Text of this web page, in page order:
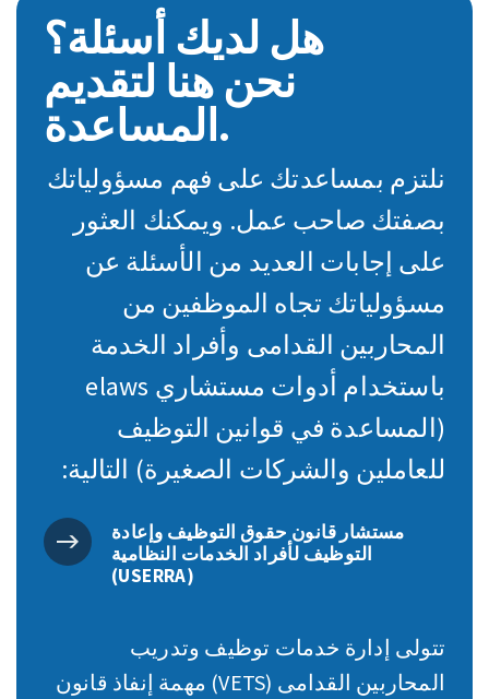
هل لديك أسئلة؟
نحن هنا لتقديم
المساعدة.
نلتزم بمساعدتك على فهم مسؤولياتك
بصفتك صاحب عمل. ويمكنك العثور
على إجابات العديد من الأسئلة عن
مسؤولياتك تجاه الموظفين من
المحاربين القدامى وأفراد الخدمة
باستخدام أدوات مستشاري elaws
(المساعدة في قوانين التوظيف
للعاملين والشركات الصغيرة) التالية:
مستشار قانون حقوق التوظيف وإعادة
التوظيف لأفراد الخدمات النظامية
(USERRA)
تتولى إدارة خدمات توظيف وتدريب
المحاربين القدامى (VETS) مهمة إنفاذ قانون